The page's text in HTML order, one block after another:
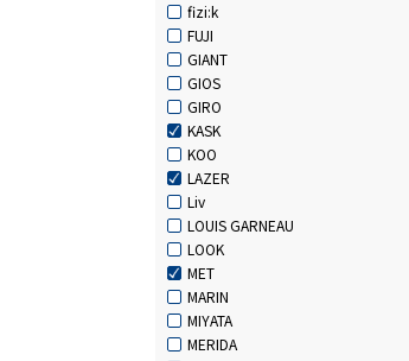
fizi:k
FUJI
GIANT
GIOS
GIRO
KASK
KOO
LAZER
Liv
LOUIS GARNEAU
LOOK
MET
MARIN
MIYATA
MERIDA